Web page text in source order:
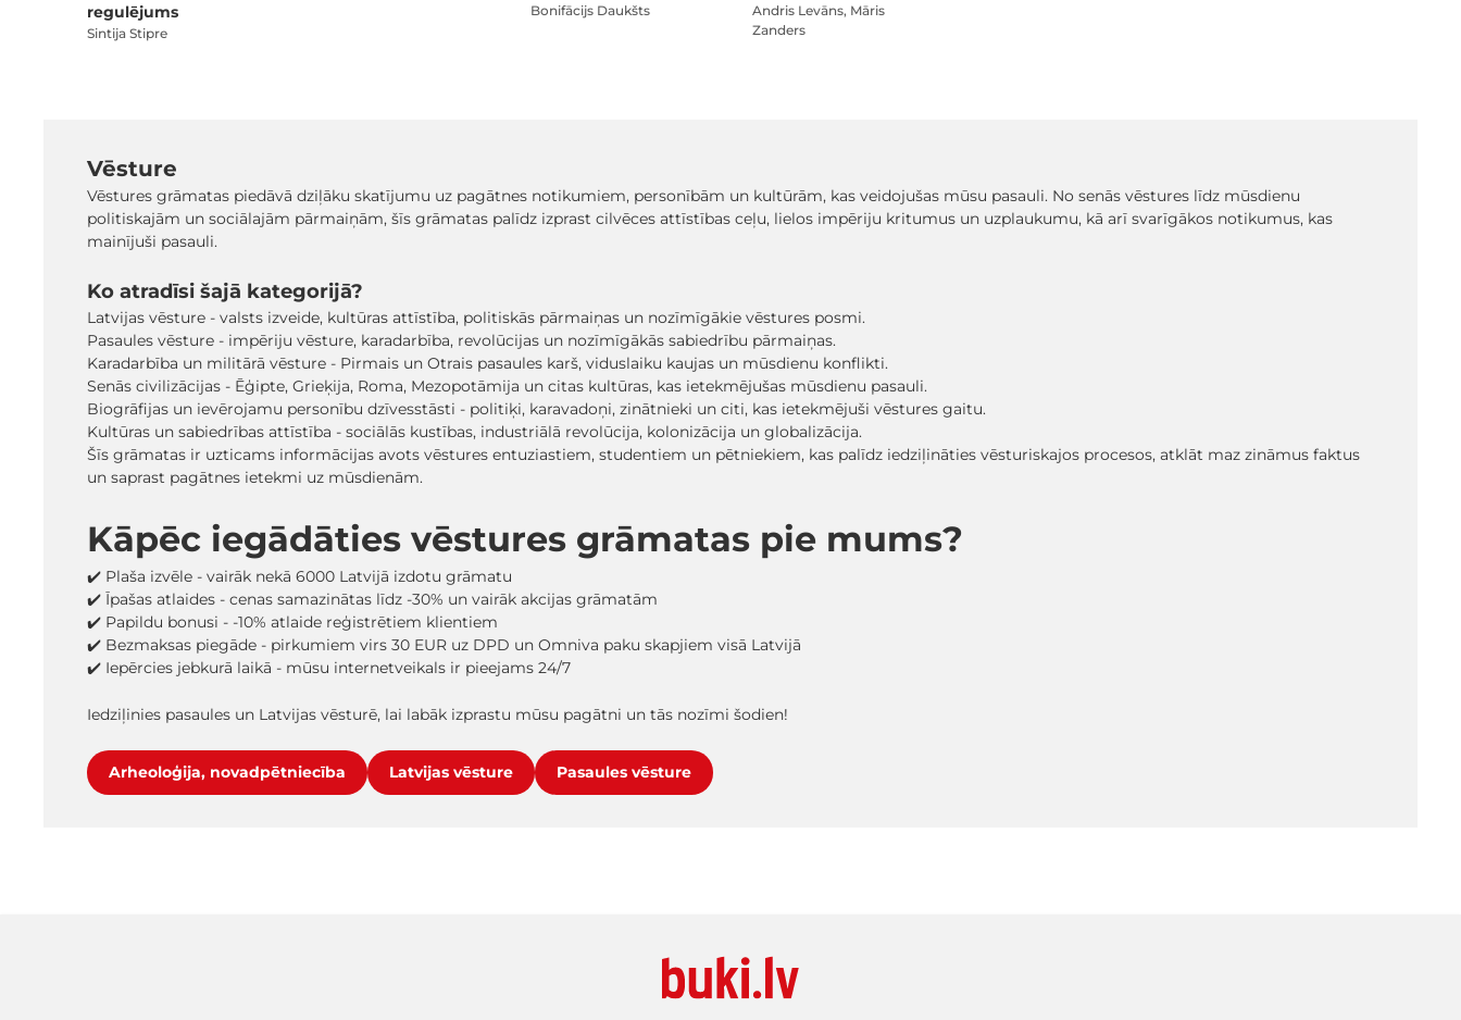
regulējums
Sintija Stipre
Bonifācijs Daukšts
Andris Levāns, Māris
Zanders
Vēsture
Vēstures grāmatas piedāvā dziļāku skatījumu uz pagātnes notikumiem, personībām un kultūrām, kas veidojušas mūsu pasauli. No senās vēstures līdz mūsdienu
politiskajām un sociālajām pārmaiņām, šīs grāmatas palīdz izprast cilvēces attīstības ceļu, lielos impēriju kritumus un uzplaukumu, kā arī svarīgākos notikumus, kas
mainījuši pasauli.
Ko atradīsi šajā kategorijā?
Latvijas vēsture - valsts izveide, kultūras attīstība, politiskās pārmaiņas un nozīmīgākie vēstures posmi.
Pasaules vēsture - impēriju vēsture, karadarbība, revolūcijas un nozīmīgākās sabiedrību pārmaiņas.
Karadarbība un militārā vēsture - Pirmais un Otrais pasaules karš, viduslaiku kaujas un mūsdienu konflikti.
Senās civilizācijas - Ēģipte, Grieķija, Roma, Mezopotāmija un citas kultūras, kas ietekmējušas mūsdienu pasauli.
Biogrāfijas un ievērojamu personību dzīvesstāsti - politiķi, karavadoņi, zinātnieki un citi, kas ietekmējuši vēstures gaitu.
Kultūras un sabiedrības attīstība - sociālās kustības, industriālā revolūcija, kolonizācija un globalizācija.
Šīs grāmatas ir uzticams informācijas avots vēstures entuziastiem, studentiem un pētniekiem, kas palīdz iedziļināties vēsturiskajos procesos, atklāt maz zināmus faktus
un saprast pagātnes ietekmi uz mūsdienām.
Kāpēc iegādāties vēstures grāmatas pie mums?
✔️ Plaša izvēle - vairāk nekā 6000 Latvijā izdotu grāmatu
✔️ Īpašas atlaides - cenas samazinātas līdz -30% un vairāk akcijas grāmatām
✔️ Papildu bonusi - -10% atlaide reģistrētiem klientiem
✔️ Bezmaksas piegāde - pirkumiem virs 30 EUR uz DPD un Omniva paku skapjiem visā Latvijā
✔️ Iepērcies jebkurā laikā - mūsu internetveikals ir pieejams 24/7
Iedziļinies pasaules un Latvijas vēsturē, lai labāk izprastu mūsu pagātni un tās nozīmi šodien!
Arheoloģija, novadpētniecība Latvijas vēsture Pasaules vēsture